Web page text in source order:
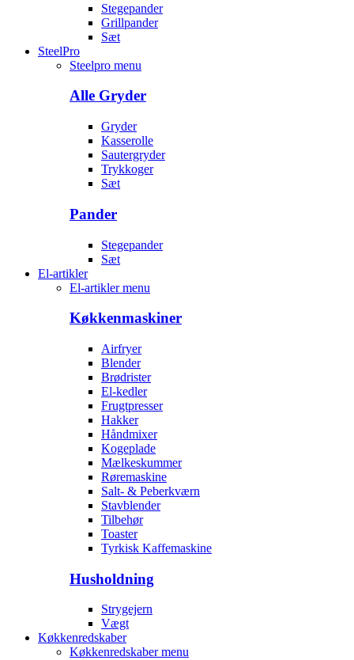
Stegepander
Grillpander
Sæt
SteelPro
Steelpro menu
Alle Gryder
Gryder
Kasserolle
Sautergryder
Trykkoger
Sæt
Pander
Stegepander
Sæt
El-artikler
El-artikler menu
Køkkenmaskiner
Airfryer
Blender
Brødrister
El-kedler
Frugtpresser
Hakker
Håndmixer
Kogeplade
Mælkeskummer
Røremaskine
Salt- & Peberkværn
Stavblender
Tilbehør
Toaster
Tyrkisk Kaffemaskine
Husholdning
Strygejern
Vægt
Køkkenredskaber
Køkkenredskaber menu